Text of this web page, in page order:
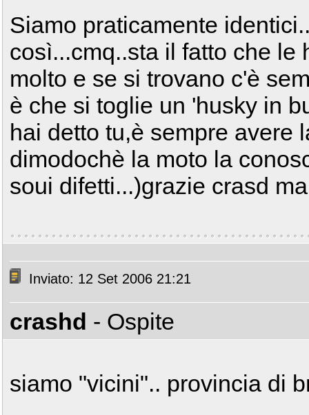
Siamo praticamente
così...cmq..sta il fatto che le
molto e se si trovano c'è
è che si toglie un 'husky in
hai detto tu,è sempre avere
dimodochè la moto la
soui difetti...)grazie crasd
Inviato: 12 Set 2006 21:21
crashd - Ospite
siamo "vicini".. provincia di